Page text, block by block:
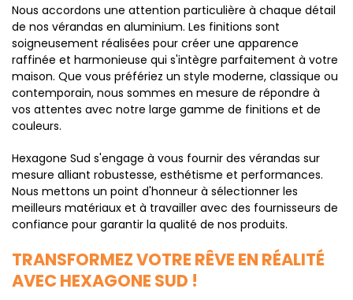
Nous accordons une attention particulière à chaque détail
de nos vérandas en aluminium. Les finitions sont
soigneusement réalisées pour créer une apparence
raffinée et harmonieuse qui s'intègre parfaitement à votre
maison. Que vous préfériez un style moderne, classique ou
contemporain, nous sommes en mesure de répondre à
vos attentes avec notre large gamme de finitions et de
couleurs.
Hexagone Sud s'engage à vous fournir des vérandas sur
mesure alliant robustesse, esthétisme et performances.
Nous mettons un point d'honneur à sélectionner les
meilleurs matériaux et à travailler avec des fournisseurs de
confiance pour garantir la qualité de nos produits.
TRANSFORMEZ VOTRE RÊVE EN RÉALITÉ
AVEC HEXAGONE SUD !